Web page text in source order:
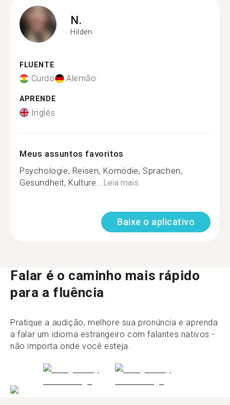
N.
Hilden
FLUENTE
Curdo Alemão
APRENDE
Inglês
Meus assuntos favoritos
Psychologie, Reisen, Komödie, Sprachen,
Gesundheit, Kulture... Leia mais
Baixe o aplicativo
Falar é o caminho mais rápido
para a fluência
Pratique a audição, melhore sua pronúncia e aprenda
a falar um idioma estrangeiro com falantes nativos -
não importa onde você esteja.